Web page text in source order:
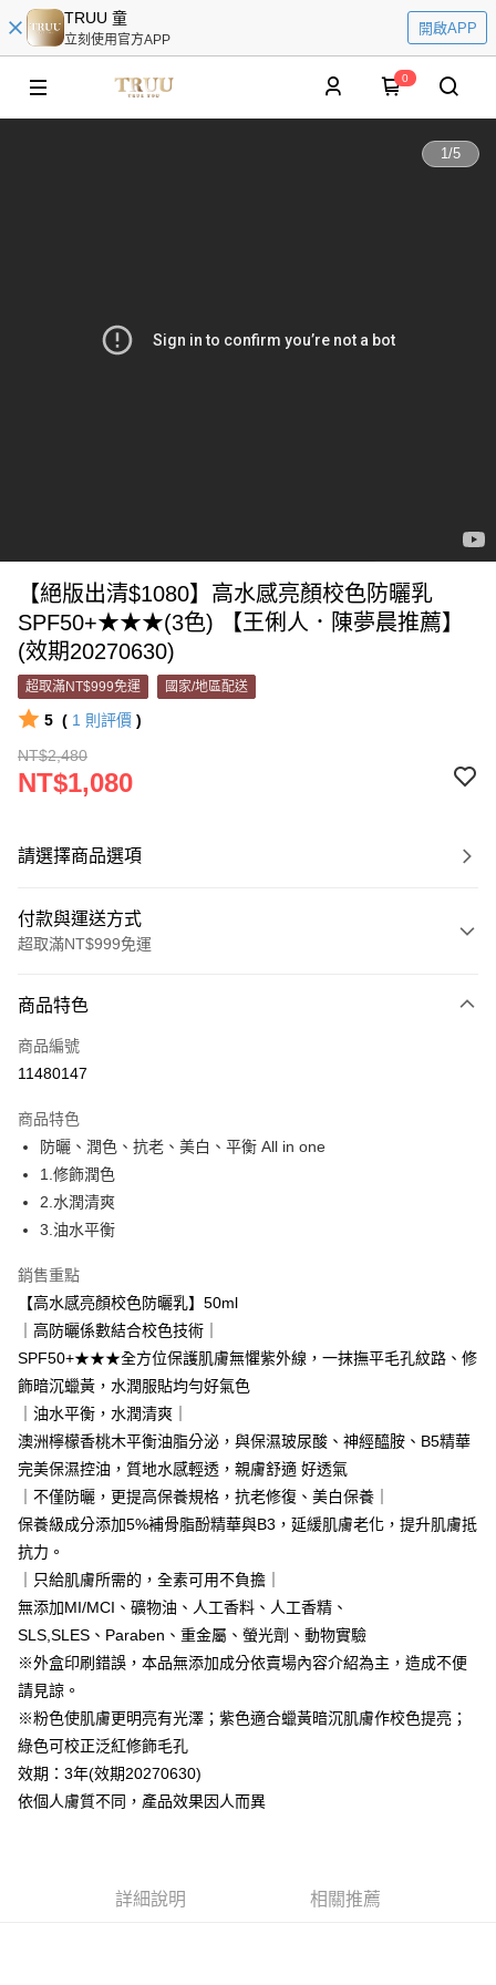
TRUU 童
立刻使用官方APP
開啟APP
0
1/5
【絕版出清$1080】高水感亮顏校色防曬乳
SPF50+★★★(3色) 【王俐人．陳夢晨推薦】
(效期20270630)
超取滿NT$999免運 國家/地區配送
5 ( 1 則評價 )
NT$2,480
NT$1,080
請選擇商品選項
付款與運送方式
超取滿NT$999免運
信用卡一次付款
超商取貨付款
Apple Pay
悠遊付
Google Pay
網路銀行/電子錢包
相關說明
大哥付你分期
相關說明
【大哥付你分期使用說明】
1.本服務由台灣大哥大提供，台灣大哥大用戶可立即使用無須另外申請。
2.付款方式選擇「大哥付你分期」，訂單成立後會自動跳轉到大哥付的交易
流程，驗證手機門號後，選擇欲分期的期數、繳款截止日，確認付款後即完
成交易。
4.訂單成立30分鐘內，如未前往確認交易或遇審核未通過，訂單將自動取
消。如遇「轉專審核」未通過狀況，表示未達大哥付你分期系統評分，恕無
法說明評估內容。
【繳款方式說明】
1.分期款項不併入電信帳單，「大哥付你分期」於每月結算日後寄送繳費提
醒簡訊。
2.透過簡訊連結打開帳單後，可選擇「超商條碼／台灣大直營門市／銀行轉
帳／街口支付／iPASS MONEY」等通路繳費。
【注意事項】
用戶於交易時，得透過本服務購買商品或服務，並由商店將買賣／分期付款
買賣價金債權讓與本公司後，依約使用本公司帳單繳交帳款。
2.基於同意付款使用「大哥付你分期」之契約關係目的，商店將以您的個人
資料（包含姓名、電話或地址）提供予台灣大哥大進項蒐集、處理及利用，
由本公司與您本人進行分期帳單所需資料之確認、核對及更正。
【關於「AFTEE先享後付」】
AFTEE先享後付是「在收到商品之後才付款」的支付方式。 讓您購物簡單
便利好安心！
１．簡單：不需註冊會員、不需綁卡、不需儲值。
２．便利：只要手機號碼，簡訊認證，即可結帳。
３．安心：先確認商品／服務後，再付款。
１．於結帳方式選擇「AFTEE先享後付」後，將跳轉至「AFTEE先享後付」
結帳頁面，進行簡訊認證並確認金額後，即可完成結帳。
２．訂單成立數日內，您將收到繳費通知簡訊。
３．收到繳費通知簡訊後14天內，點擊此簡訊中的連結，可透過四大超商／
ATM／網路銀行／等多元方式進行付款，方視為交易完成。
※ 請注意：結帳手續完成當下不需立刻繳費，但若您需要取消訂單，請聯絡
後付繳納相關費用。
※ 交易是否成功請以「AFTEE先享後付 」之結帳頁面顯示為準，若有關於
是否繳費成功／繳費後需取消欲退款等相關疑問，請聯繫「AFTEE先享後付
客戶支援中心」 https://netprotections.freshdesk.com/support/home
易，需依本服務之必要範圍內提供個人資料，並將交易相關給付款項請求債
權轉讓予恩沛科技股份有限公司。
ATM付款
運送方式
全家取貨付款
每筆NT$80，滿NT$999(含以上)免運費
付款後全家取貨
每筆NT$80，滿NT$1,880(含以上)免運費
萊爾富取貨付款
每筆NT$80，滿NT$2,000(含以上)免運費
付款後萊爾富取貨
商品特色
商品編號
11480147
商品特色
防曬、潤色、抗老、美白、平衡 All in one
1.修飾潤色
2.水潤清爽
3.油水平衡
銷售重點
【高水感亮顏校色防曬乳】50ml
｜高防曬係數結合校色技術｜
SPF50+★★★全方位保護肌膚無懼紫外線，一抹撫平毛孔紋路、修
飾暗沉蠟黃，水潤服貼均勻好氣色
｜油水平衡，水潤清爽｜
澳洲檸檬香桃木平衡油脂分泌，與保濕玻尿酸、神經醯胺、B5精華
完美保濕控油，質地水感輕透，親膚舒適 好透氣
｜不僅防曬，更提高保養規格，抗老修復、美白保養｜
保養級成分添加5%補骨脂酚精華與B3，延緩肌膚老化，提升肌膚抵
抗力。
｜只給肌膚所需的，全素可用不負擔｜
無添加MI/MCI、礦物油、人工香料、人工香精、
SLS,SLES、Paraben、重金屬、螢光劑、動物實驗
※外盒印刷錯誤，本品無添加成分依賣場內容介紹為主，造成不便
請見諒。
※粉色使肌膚更明亮有光澤；紫色適合蠟黃暗沉肌膚作校色提亮；
綠色可校正泛紅修飾毛孔
效期：3年(效期20270630)
依個人膚質不同，產品效果因人而異
詳細說明 相關推薦